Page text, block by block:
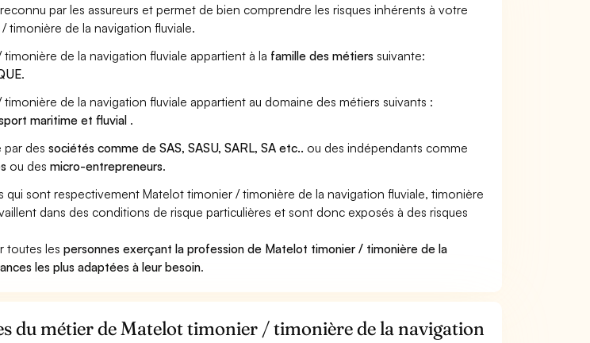
par les assureurs et permet de bien comprendre les risques inhérents à votre
timonière de la navigation fluviale.
de la navigation fluviale appartient à la famille des métiers suivante:
.
de la navigation fluviale appartient au domaine des métiers suivants :
maritime et fluvial .
par dessociétés comme de SAS, SASU, SARL, SA etc.. ou des indépendants comme
ou desmicro-entrepreneurs.
qui sont respectivement Matelot timonier / timonière de la navigation fluviale, timonière
dans des conditions de risque particulières et sont donc exposés à des risques
toutes lespersonnes exerçant la profession de Matelot timonier / timonière de la
les plus adaptées à leur besoin.
du métier de Matelot timonier / timonière de la navigation